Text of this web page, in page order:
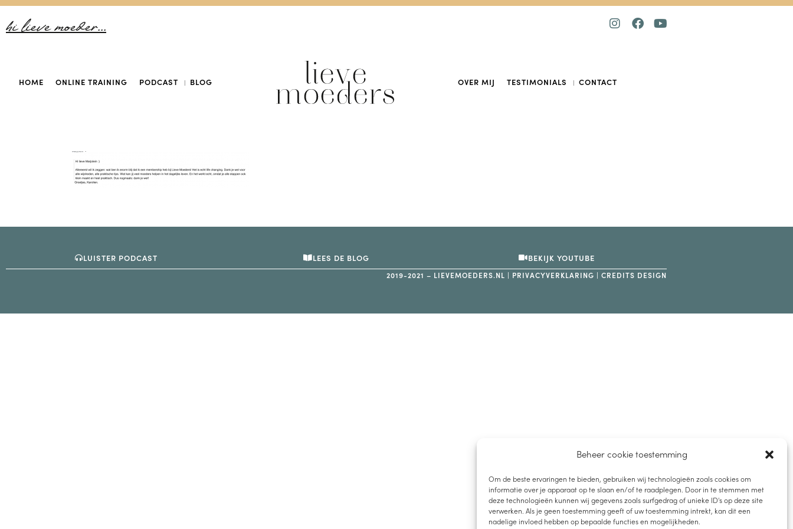
Beheer cookie toestemming
Om de beste ervaringen te bieden, gebruiken wij technologieën zoals cookies om
informatie over je apparaat op te slaan en/of te raadplegen. Door in te stemmen met
deze technologieën kunnen wij gegevens zoals surfgedrag of unieke ID's op deze site
verwerken. Als je geen toestemming geeft of uw toestemming intrekt, kan dit een
nadelige invloed hebben op bepaalde functies en mogelijkheden.
hi lieve moeder...
HOME ONLINE TRAINING PODCAST BLOG OVER MIJ TESTIMONIALS CONTACT
LUISTER PODCAST LEES DE BLOG BEKIJK YOUTUBE
2019-2021 – LIEVEMOEDERS.NL | PRIVACYVERKLARING | CREDITS DESIGN